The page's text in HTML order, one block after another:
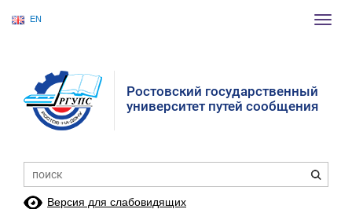
EN
Ростовский государственный
университет путей сообщения
Версия для слабовидящих